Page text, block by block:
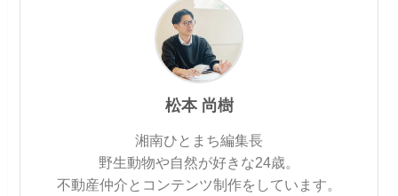
松本 尚樹
湘南ひとまち編集長
野生動物や自然が好きな24歳。
不動産仲介とコンテンツ制作をしています。